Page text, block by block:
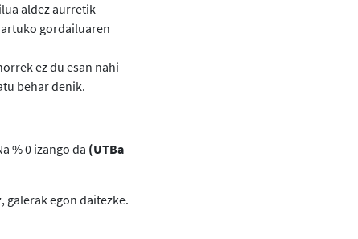
aldez aurretik
gordailuaren
ez du esan nahi
behar denik.
% 0 izango da (UTBa
egon daitezke.